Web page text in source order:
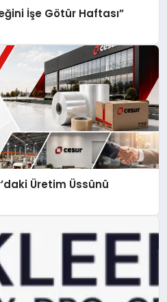
İşe Götür Haftası”
Üretim Üssünü